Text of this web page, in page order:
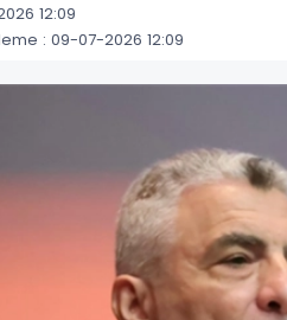
12:09
: 09-07-2026 12:09